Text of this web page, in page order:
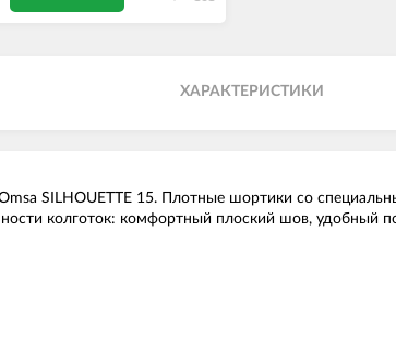
ХАРАКТЕРИСТИКИ
SILHOUETTE 15. Плотные шортики со
колготок: комфортный плоский шов, удобный